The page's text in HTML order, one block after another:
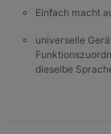
Einfach macht
universelle
dieselbe